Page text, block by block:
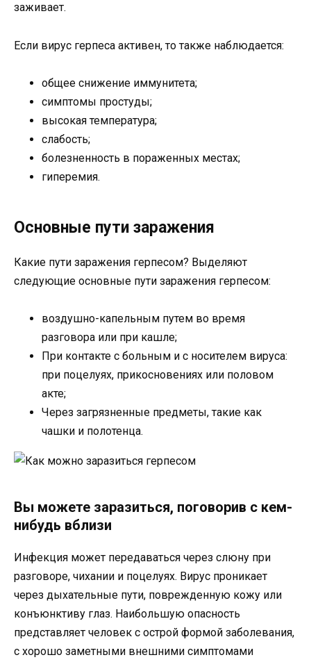
заживает.
Если вирус герпеса активен, то также наблюдается:
общее снижение иммунитета;
симптомы простуды;
высокая температура;
слабость;
болезненность в пораженных местах;
гиперемия.
Основные пути заражения
Какие пути заражения герпесом? Выделяют
следующие основные пути заражения герпесом:
воздушно-капельным путем во время
разговора или при кашле;
При контакте с больным и с носителем вируса:
при поцелуях, прикосновениях или половом
акте;
Через загрязненные предметы, такие как
чашки и полотенца.
Вы можете заразиться, поговорив с кем-
нибудь вблизи
Инфекция может передаваться через слюну при
разговоре, чихании и поцелуях. Вирус проникает
через дыхательные пути, поврежденную кожу или
конъюнктиву глаз. Наибольшую опасность
представляет человек с острой формой заболевания,
с хорошо заметными внешними симптомами